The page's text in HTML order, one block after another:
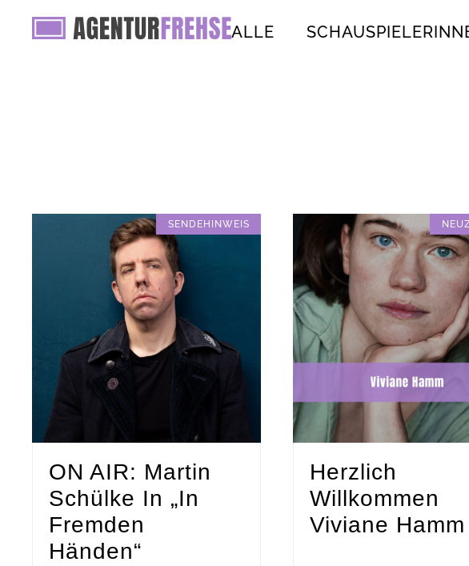
ALLE
SENDEHINWEIS
ON AIR: Martin
Schülke In „In
Fremden
Händen“
Herzlich
Willkommen
Viviane Hamm